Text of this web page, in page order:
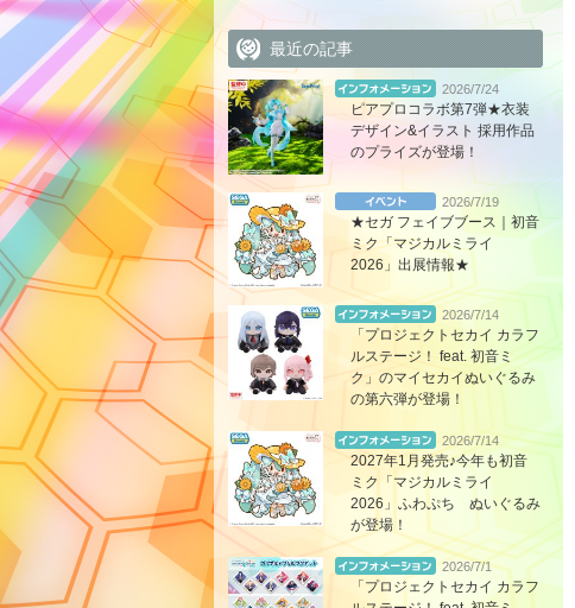
最近の記事
2026/7/24
ピアプロコラボ第7弾★衣装
デザイン&イラスト 採用作品
のプライズが登場！
2026/7/19
★セガ フェイブブース｜初音
ミク「マジカルミライ
2026」出展情報★
2026/7/14
「プロジェクトセカイ カラフ
ルステージ！ feat. 初音ミ
ク」のマイセカイぬいぐるみ
の第六弾が登場！
2026/7/14
2027年1月発売♪今年も初音
ミク「マジカルミライ
2026」ふわぷち ぬいぐるみ
が登場！
2026/7/1
「プロジェクトセカイ カラフ